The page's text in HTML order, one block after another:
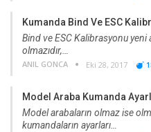
Kumanda Bind Ve ESC
Bind ve ESC Kalibrasyonu yeni
olmazıdır,…
ANIL GONCA Eki 28, 2017
Model Araba Kumanda
Model arabaların olmaz ise
kumandaların ayarları…